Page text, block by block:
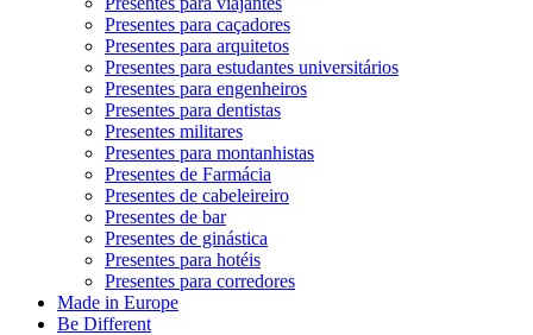
Presentes para caçadores
Presentes para arquitetos
Presentes para estudantes universitários
Presentes para engenheiros
Presentes para dentistas
Presentes militares
Presentes para montanhistas
Presentes de Farmácia
Presentes de cabeleireiro
Presentes de bar
Presentes de ginástica
Presentes para hotéis
Presentes para corredores
Made in Europe
Be Different